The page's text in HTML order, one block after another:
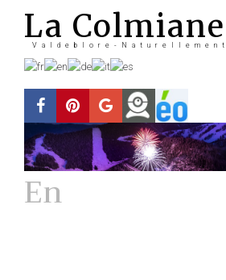
La Colmiane
Valdeblore-Naturellement
En